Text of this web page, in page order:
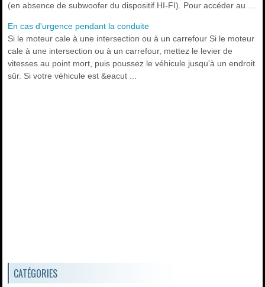
(en absence de subwoofer du dispositif HI-FI). Pour accéder au ...
En cas d'urgence pendant la conduite
Si le moteur cale à une intersection ou à un carrefour Si le moteur
cale à une intersection ou à un carrefour, mettez le levier de
vitesses au point mort, puis poussez le véhicule jusqu'à un endroit
sûr. Si votre véhicule est &eacut ...
CATÉGORIES